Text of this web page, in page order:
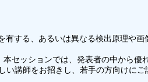
有する、あるいは異なる検出原理
ッションでは、発表者の中から優
講師をお招きし、若手の方向けにご